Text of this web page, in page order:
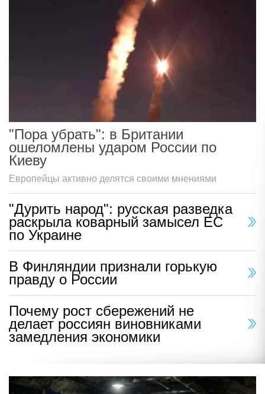
"Пора убрать": в Британии
ошеломлены ударом России по
Киеву
Европейцы активно делятся своими мнениями
"Дурить народ": русская разведка
раскрыла коварный замысел ЕС
по Украине
В Финляндии признали горькую
правду о России
Почему рост сбережений не
делает россиян виновниками
замедления экономики